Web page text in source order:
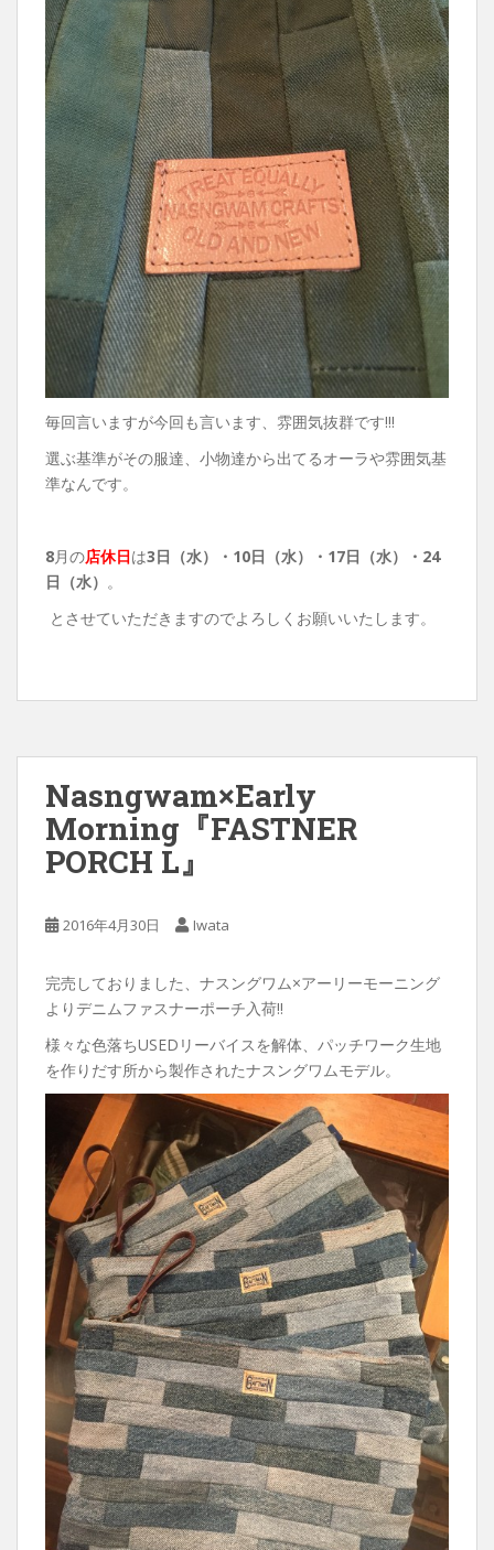
毎回言いますが今回も言います、雰囲気抜群です!!!
選ぶ基準がその服達、小物達から出てるオーラや雰囲気基
準なんです。
8月の店休日は3日（水）・10日（水）・17日（水）・24
日（水） 。
とさせていただきますのでよろしくお願いいたします。
Nasngwam×Early
Morning『FASTNER
PORCH L』
2016年4月30日 Iwata
完売しておりました、ナスングワム×アーリーモーニング
よりデニムファスナーポーチ入荷!!
様々な色落ちUSEDリーバイスを解体、パッチワーク生地
を作りだす所から製作されたナスングワムモデル。